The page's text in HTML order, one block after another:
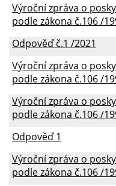
Výroční zpráva o
podle zákona č.106 /
Odpověď č.1 /2021
Výroční zpráva o
podle zákona č.106 /
Výroční zpráva o
podle zákona č.106 /
Odpověď 1
Výroční zpráva o
podle zákona č.106 /